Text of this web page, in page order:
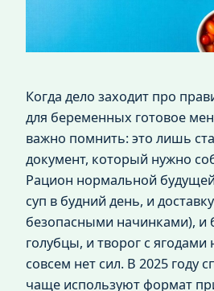
Когда дело заходит про
для беременных готовое
важно помнить: это лишь
документ, который нужно
Рацион нормальной
суп в будний день, и
безопасными начинками),
голубцы, и творог с ягодами
совсем нет сил. В 2025 году
чаще используют формат